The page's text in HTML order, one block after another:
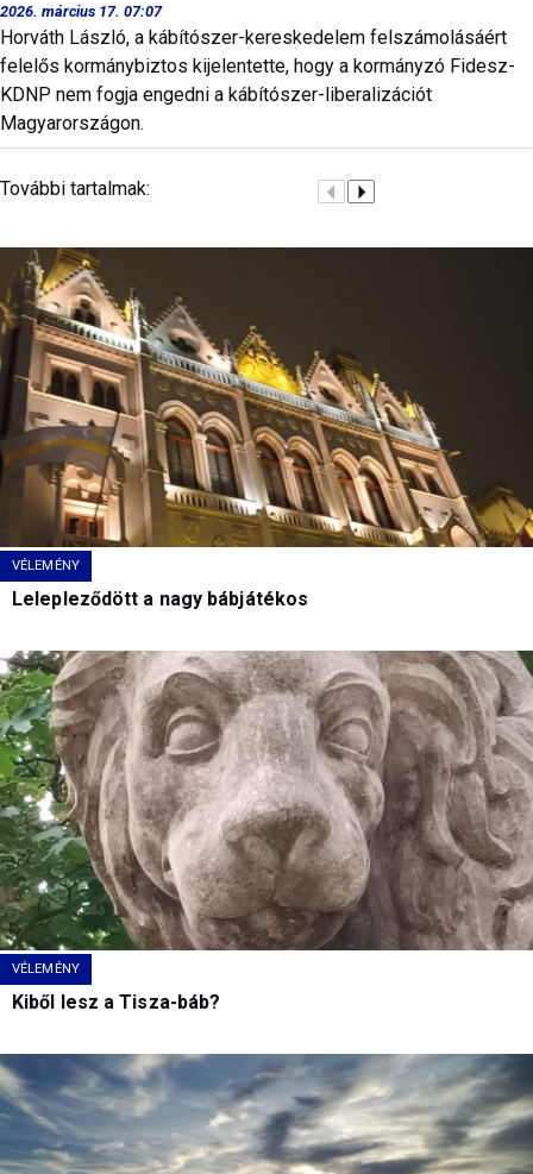
2026. március 17. 07:07
Horváth László, a kábítószer-kereskedelem felszámolásáért
felelős kormánybiztos kijelentette, hogy a kormányzó Fidesz-
KDNP nem fogja engedni a kábítószer-liberalizációt
Magyarországon.
További tartalmak:
VÉLEMÉNY
Lelepleződött a nagy bábjátékos
VÉLEMÉNY
Kiből lesz a Tisza-báb?